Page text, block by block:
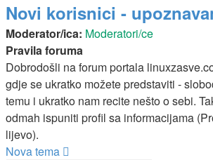
Novi korisnici -
Moderator/ica: Moderatori/ce
Pravila foruma
Dobrodošli na forum portala
gdje se ukratko možete predstaviti -
temu i ukratko nam recite nešto o sebi.
odmah ispuniti profil sa informacijama
lijevo).
Nova tema